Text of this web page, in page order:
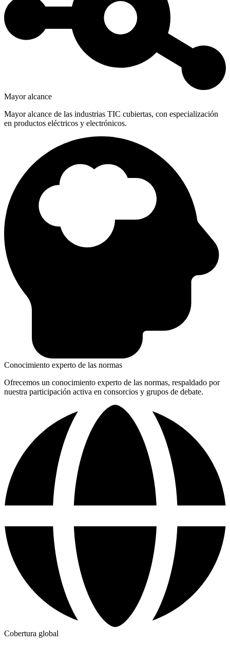
Mayor alcance
Mayor alcance de las industrias TIC cubiertas, con especialización
en productos eléctricos y electrónicos.
Conocimiento experto de las normas
Ofrecemos un conocimiento experto de las normas, respaldado por
nuestra participación activa en consorcios y grupos de debate.
Cobertura global